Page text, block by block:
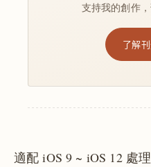
支持我的創作
了解
適配 iOS 9 ~ iOS 12 處